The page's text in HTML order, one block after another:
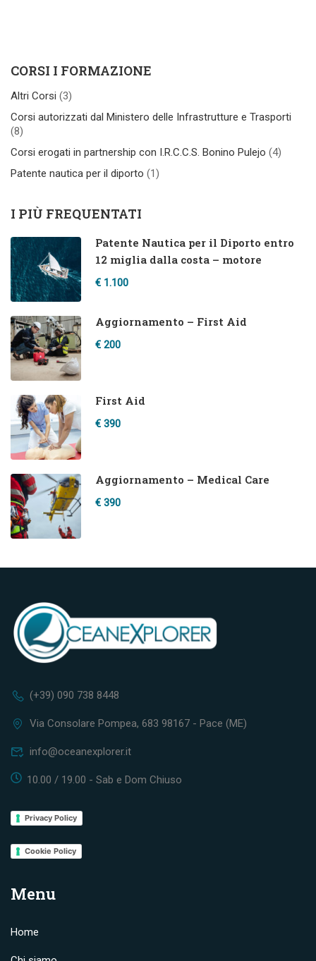
CORSI I FORMAZIONE
Altri Corsi (3)
Corsi autorizzati dal Ministero delle Infrastrutture e Trasporti
(8)
Corsi erogati in partnership con I.R.C.C.S. Bonino Pulejo (4)
Patente nautica per il diporto (1)
I PIÙ FREQUENTATI
Patente Nautica per il Diporto entro
12 miglia dalla costa – motore
€ 1.100
Aggiornamento – First Aid
€ 200
First Aid
€ 390
Aggiornamento – Medical Care
€ 390
(+39) 090 738 8448
Via Consolare Pompea, 683 98167 - Pace (ME)
info@oceanexplorer.it
10.00 / 19.00 - Sab e Dom Chiuso
Privacy Policy
Cookie Policy
Menu
Home